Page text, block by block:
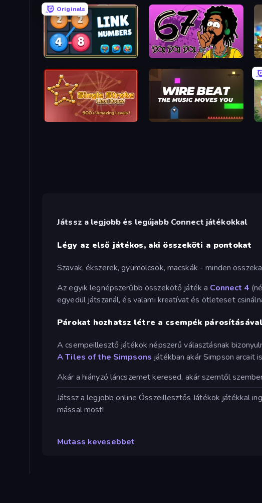
Originals
2248 Puzzle - Link Numbers 67 Doi Doi
Single Stroke Line Draw Wire Beat
Játssz a legjobb és legújabb Connect játékokkal
Légy az első játékos, aki összeköti a pontokat
Szavak, ékszerek, gyümölcsök, macskák - minden
Az egyik legnépszerűbb összekötő játék a Connect 4
egyedül játszanál, és valami kreatívat és ötleteset
Párokat hozhatsz létre a csempék párosításával
A csempeillesztő játékok népszerű választásnak
A Tiles of the Simpsons játékban akár Simpson arcait
Akár a hiányzó láncszemet keresed, akár szemtől
Játssz a legjobb online Összeillesztős Játékok játékkal
mással most!
Mutass kevesebbet